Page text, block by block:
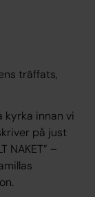
träffats,
kyrka innan vi
på just
NAKET” –